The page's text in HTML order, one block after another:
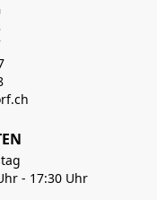
- 17:30 Uhr